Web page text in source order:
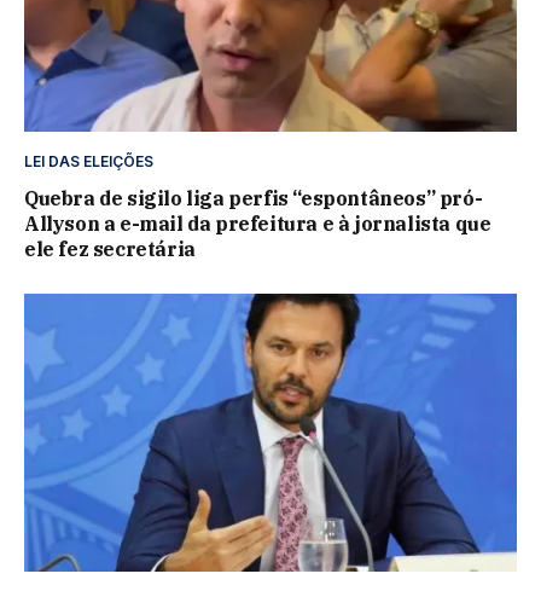
LEI DAS ELEIÇÕES
Quebra de sigilo liga perfis “espontâneos” pró-
Allyson a e-mail da prefeitura e à jornalista que
ele fez secretária